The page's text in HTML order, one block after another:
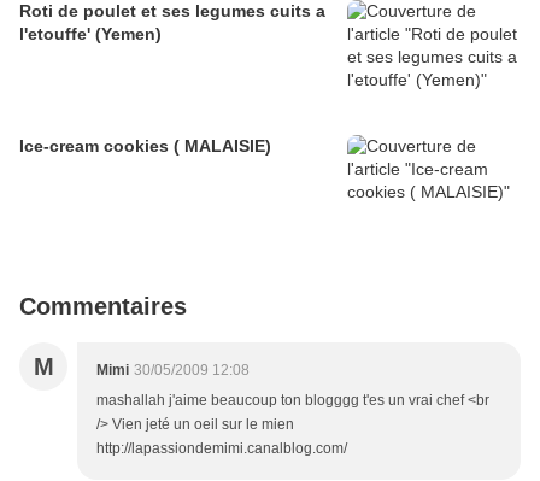
Roti de poulet et ses legumes cuits a
l'etouffe' (Yemen)
Ice-cream cookies ( MALAISIE)
Commentaires
M Mimi 30/05/2009 12:08
mashallah j'aime beaucoup ton blogggg t'es un vrai chef <br
/> Vien jeté un oeil sur le mien
http://lapassiondemimi.canalblog.com/